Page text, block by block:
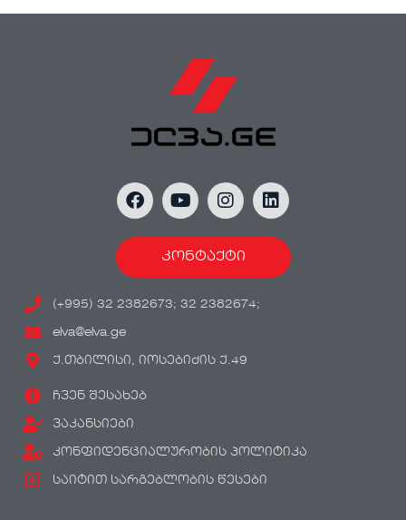
კონტაქტი
(+995) 32 2382673; 32 2382674;
elva@elva.ge
ქ.თბილისი, იოსებიძის ქ.49
ჩვენ შესახებ
ვაკანსიები
კონფიდენციალურობის პოლიტიკა
საიტით სარგებლობის წესები